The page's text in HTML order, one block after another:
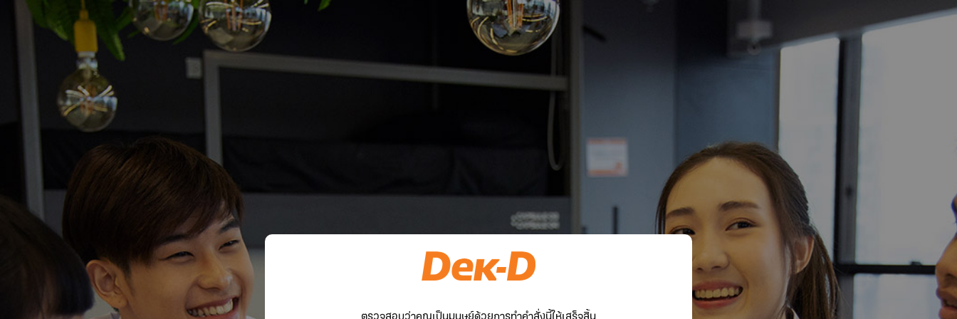
ตรวจสอบว่าคุณเป็นมนุษย์ด้วยการทำคำสั่งนี้ให้เสร็จสิ้น